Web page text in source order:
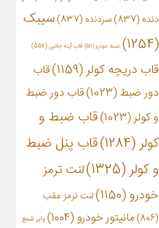
دنده(837) سردنده(837)
سیبک
(1254)
ضبط خودرو(511) قاب آینه جانبی (556)
قاب دریچه کولر(1159)
قاب
دور ضبط(1023)
قاب دور ضبط
و کولر(1023)
قاب ضبط و
کولر(1284)
قاب پنل ضبط
و کولر(1325)
لنت ترمز
خودرو(1150)
لنت ترمز عقب
(806)
مانیتور خودرو(1004)
وایر شمع